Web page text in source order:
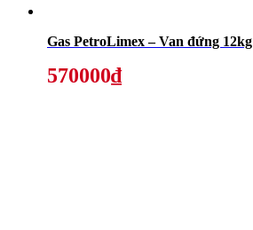
Gas PetroLimex – Van đứng 12kg
570000₫